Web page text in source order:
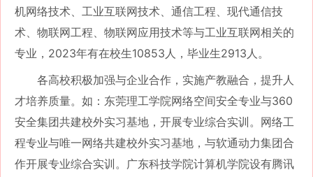
机网络技术、工业互联网技术、通信工程、现代通信技
术、物联网工程、物联网应用技术等与工业互联网相关的
专业，2023年有在校生10853人，毕业生2913人。
各高校积极加强与企业合作，实施产教融合，提升人
才培养质量。如：东莞理工学院网络空间安全专业与360
安全集团共建校外实习基地，开展专业综合实训。网络工
程专业与唯一网络共建校外实习基地，与软通动力集团合
作开展专业综合实训。广东科技学院计算机学院设有腾讯